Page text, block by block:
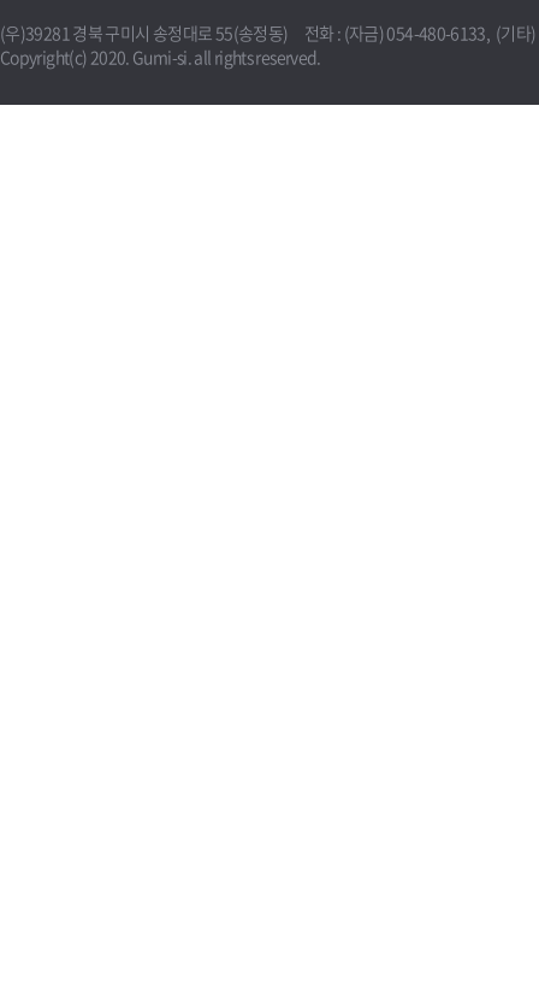
(우)39281 경북 구미시 송정대로 55(송정동) 전화 : (자금) 054-480-6133, (기타
Copyright(c) 2020. Gumi-si. all rights reserved.